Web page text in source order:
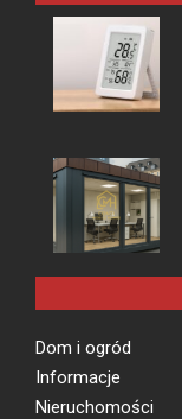
Dom i ogród
Informacje
Nieruchomości